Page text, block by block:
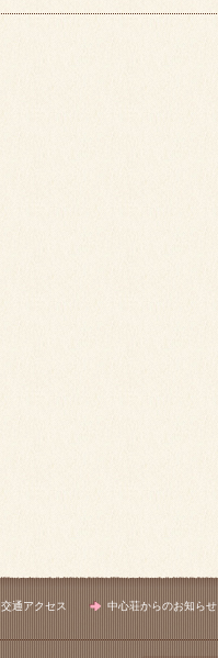
交通アクセス 中心荘からのお知らせ